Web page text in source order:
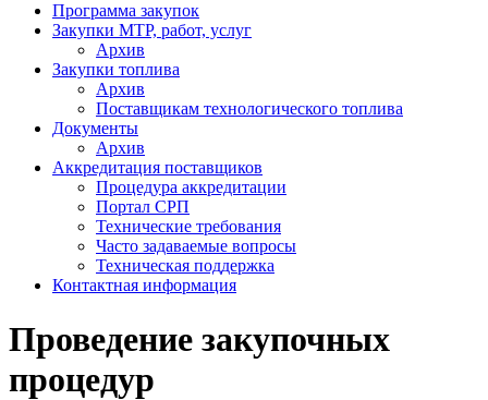
Программа закупок
Закупки МТР, работ, услуг
Архив
Закупки топлива
Архив
Поставщикам технологического топлива
Документы
Архив
Аккредитация поставщиков
Процедура аккредитации
Портал СРП
Технические требования
Часто задаваемые вопросы
Техническая поддержка
Контактная информация
Проведение закупочных
процедур